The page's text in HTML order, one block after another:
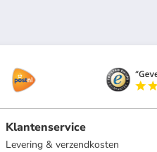
Klantenservice
Levering & verzendkosten